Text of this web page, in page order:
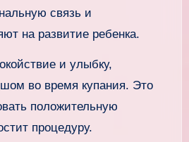
связь и
на развитие ребенка.
и улыбку,
во время купания. Это
положительную
процедуру.